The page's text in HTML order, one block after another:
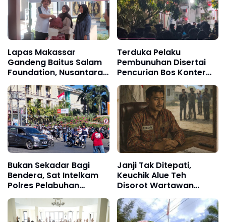
Lapas Makassar
Gandeng Baitus Salam
Foundation, Nusantara
Law Firm Salurkan
Bantuan Sosial
Terduka Pelaku
Pembunuhan Disertai
Pencurian Bos Konter
Ambarawa Tertangkap,
Rumah Salah Satu
Terduka Pelaku
Didatangi Massa
Bukan Sekadar Bagi
Bendera, Sat Intelkam
Polres Pelabuhan
Makassar Tanamkan
Nasionalisme di Jalanan
Makassar
Janji Tak Ditepati,
Keuchik Alue Teh
Disorot Wartawan
Terkait Kesepakatan
dengan Tim Media